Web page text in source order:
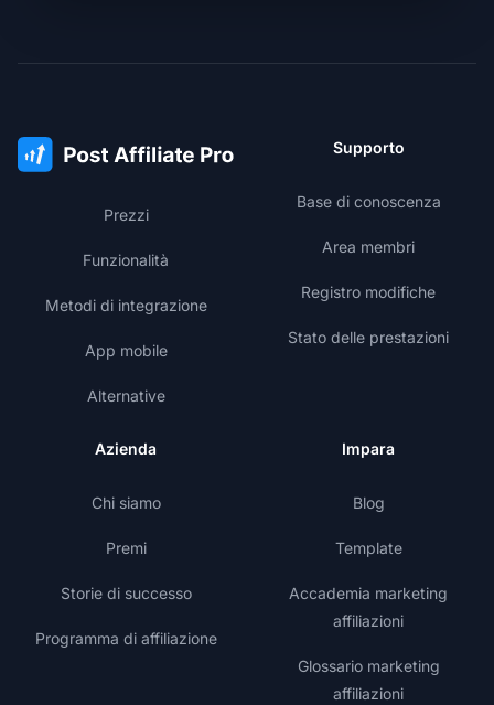
Prezzi
Funzionalità
Metodi di integrazione
App mobile
Alternative
Supporto
Base di conoscenza
Area membri
Registro modifiche
Stato delle prestazioni
Azienda
Chi siamo
Premi
Storie di successo
Programma di affiliazione
Impara
Blog
Template
Accademia marketing
affiliazioni
Glossario marketing
affiliazioni